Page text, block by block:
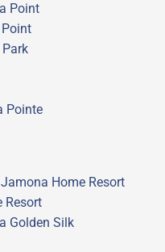
Point
Pointe
Jamona Home Resort
Resort
Golden Silk